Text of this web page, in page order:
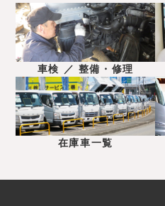
車検 ／ 整備・修理
在庫車一覧